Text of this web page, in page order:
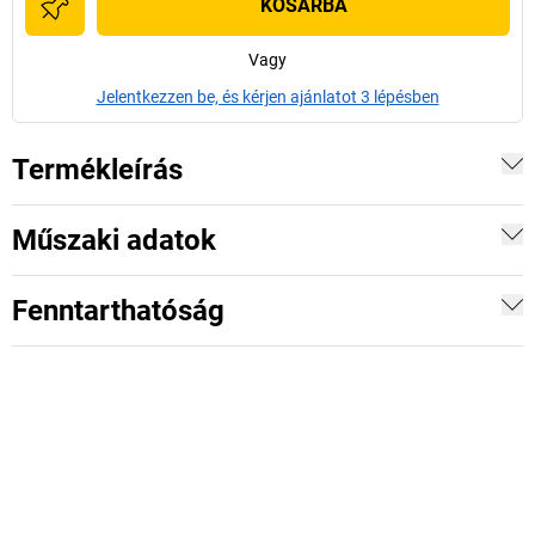
KOSÁRBA
Vagy
Jelentkezzen be, és kérjen ajánlatot 3 lépésben
Termékleírás
Műszaki adatok
Fenntarthatóság